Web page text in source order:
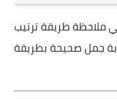
ملاحظة طريقة ترتيب
جمل صحيحة بطريقة